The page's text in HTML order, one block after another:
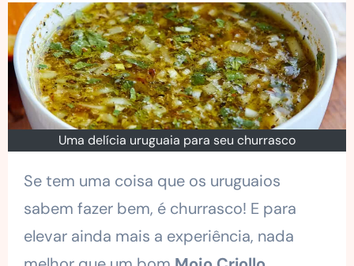
Uma delícia uruguaia para seu churrasco
Se tem uma coisa que os uruguaios
sabem fazer bem, é churrasco! E para
elevar ainda mais a experiência, nada